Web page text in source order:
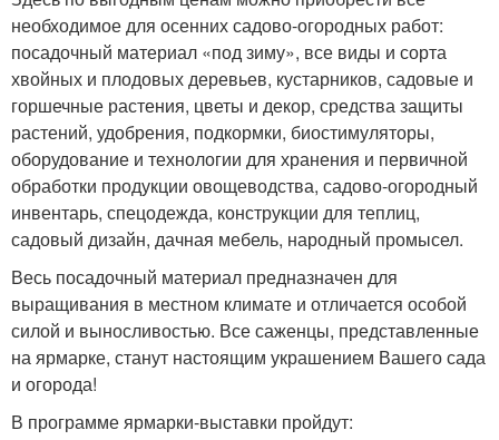
необходимое для осенних садово-огородных работ:
посадочный материал «под зиму», все виды и сорта
хвойных и плодовых деревьев, кустарников, садовые и
горшечные растения, цветы и декор, средства защиты
растений, удобрения, подкормки, биостимуляторы,
оборудование и технологии для хранения и первичной
обработки продукции овощеводства, садово-огородный
инвентарь, спецодежда, конструкции для теплиц,
садовый дизайн, дачная мебель, народный промысел.
Весь посадочный материал предназначен для
выращивания в местном климате и отличается особой
силой и выносливостью. Все саженцы, представленные
на ярмарке, станут настоящим украшением Вашего сада
и огорода!
В программе ярмарки-выставки пройдут: